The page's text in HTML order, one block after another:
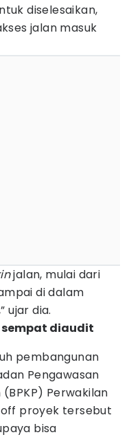
diselesaikan,
jalan masuk
jalan, mulai dari
di dalam
ujar dia.
sempat diaudit
pembangunan
Pengawasan
Perwakilan
proyek tersebut
bisa